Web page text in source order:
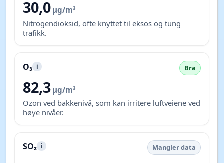
30,0 µg/m³
Nitrogendioksid, ofte knyttet til eksos og tung
trafikk.
O₃ i Bra
82,3 µg/m³
Ozon ved bakkenivå, som kan irritere luftveiene ved
høye nivåer.
SO₂ i Mangler data